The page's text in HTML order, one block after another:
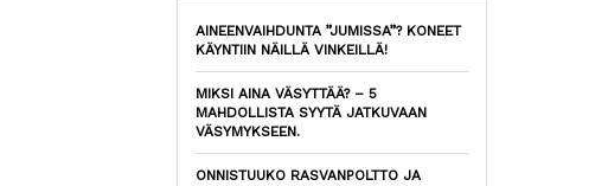
AINEENVAIHDUNTA ”JUMISSA”? KONEET
KÄYNTIIN NÄILLÄ VINKEILLÄ!
MIKSI AINA VÄSYTTÄÄ? – 5
MAHDOLLISTA SYYTÄ JATKUVAAN
VÄSYMYKSEEN.
ONNISTUUKO RASVANPOLTTO JA